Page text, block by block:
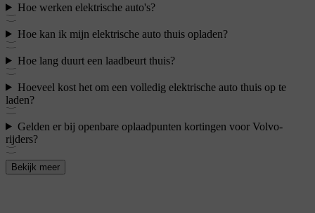
Hoe werken elektrische auto's?
Hoe kan ik mijn elektrische auto thuis opladen?
Hoe lang duurt een laadbeurt thuis?
Hoeveel kost het om een volledig elektrische auto thuis op te
laden?
Gelden er bij openbare oplaadpunten kortingen voor Volvo-
rijders?
Bekijk meer